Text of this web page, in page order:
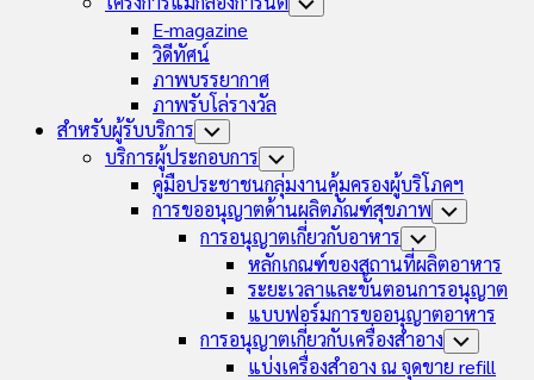
Toggle
E-magazine
วิดีทัศน์
ภาพบรรยากาศ
ภาพรับโล่รางวัล
สำหรับผู้รับบริการ Toggle
Child
Menu
บริการผู้ประกอบการ Toggle
Child
Menu
คู่มือประชาชนกลุ่มงานคุ้มครองผู้บริโภคฯ
การขออนุญาตด้านผลิตภัณฑ์สุขภาพ Toggle
การอนุญาตเกี่ยวกับอาหาร Toggle
Child
Menu
หลักเกณฑ์ของสถานที่ผลิตอาหาร
ระยะเวลาและขั้นตอนการอนุญาต
แบบฟอร์มการขออนุญาตอาหาร
การอนุญาตเกี่ยวกับเครื่องสำอาง Toggle
Child
แบ่งเครื่องสำอาง ณ จุดขาย refill